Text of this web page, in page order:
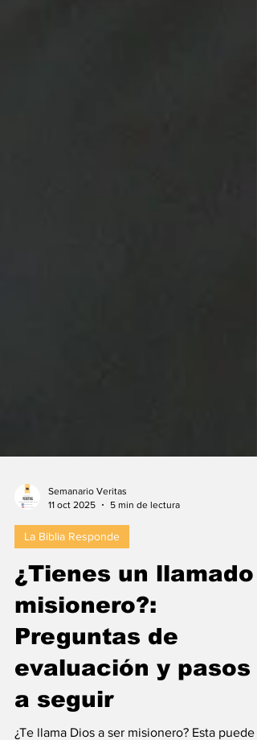
11 oct 2025
5 min de lectura
¿Tienes un llamado
misionero?:
Preguntas de
evaluación y pasos
a seguir